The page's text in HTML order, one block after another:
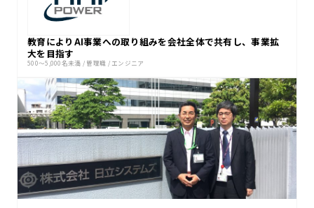
教育によりAI事業への取り組みを会社全体で共有し、事業拡
大を目指す
500〜5,000名未満 / 管理職 / エンジニア